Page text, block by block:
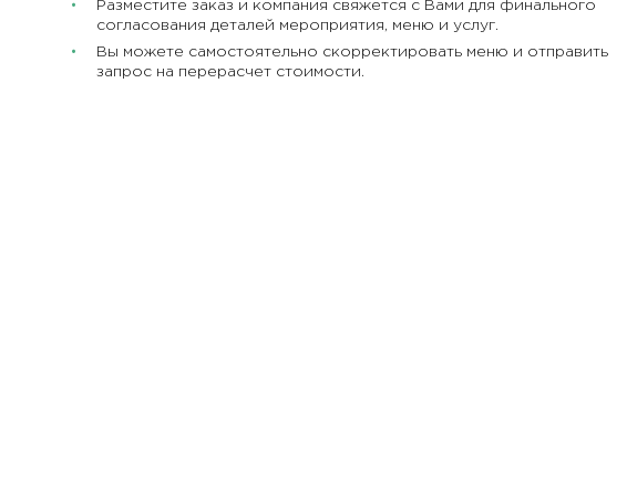
Разместите заказ и компания свяжется с Вами для финального
согласования деталей мероприятия, меню и услуг.
Вы можете самостоятельно скорректировать меню и отправить
запрос на перерасчет стоимости.